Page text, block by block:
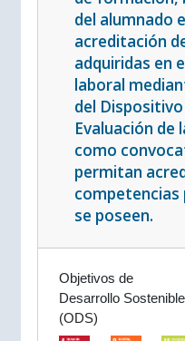
del alumnado
acreditación
adquiridas en
laboral
del
Evaluación de
como
permitan
competencias
se poseen.
Objetivos de
Desarrollo Sostenible
(ODS)